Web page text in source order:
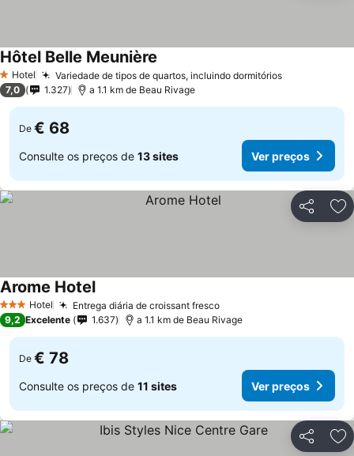
1 Estrelas
Hotel Variedade de tipos de quartos, incluindo dormitórios
Hôtel Belle Meunière
7,0 1.327 a 1.1 km de Beau Rivage
De € 68
Consulte os preços de 13 sites Ver preços
Partilhar
3 EstrelasHotel Entrega diária de croissant fresco
Arome Hotel
9,2 Excelente 1.637 a 1.1 km de Beau Rivage
De € 78
Consulte os preços de 11 sites Ver preços
Partilhar